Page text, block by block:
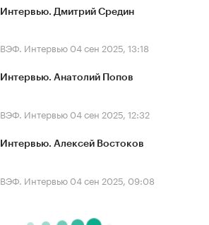
Интервью. Дмитрий Средин
ВЭФ. Интервью 04 сен 2025, 13:18
Интервью. Анатолий Попов
ВЭФ. Интервью 04 сен 2025, 12:32
Интервью. Алексей Востоков
ВЭФ. Интервью 04 сен 2025, 09:08